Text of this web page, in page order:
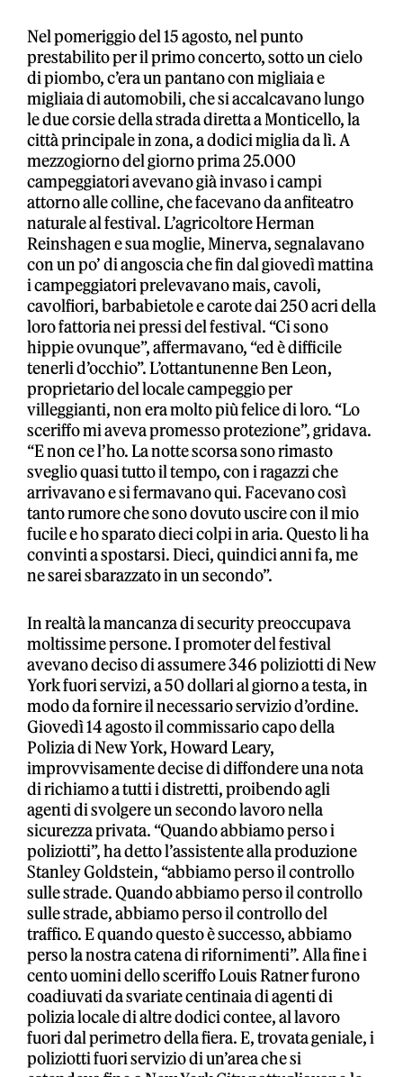
Nel pomeriggio del 15 agosto, nel punto
prestabilito per il primo concerto, sotto un cielo
di piombo, c’era un pantano con migliaia e
migliaia di automobili, che si accalcavano lungo
le due corsie della strada diretta a Monticello, la
città principale in zona, a dodici miglia da lì. A
mezzogiorno del giorno prima 25.000
campeggiatori avevano già invaso i campi
attorno alle colline, che facevano da anfiteatro
naturale al festival. L’agricoltore Herman
Reinshagen e sua moglie, Minerva, segnalavano
con un po’ di angoscia che fin dal giovedì mattina
i campeggiatori prelevavano mais, cavoli,
cavolfiori, barbabietole e carote dai 250 acri della
loro fattoria nei pressi del festival. “Ci sono
hippie ovunque”, affermavano, “ed è difficile
tenerli d’occhio”. L’ottantunenne Ben Leon,
proprietario del locale campeggio per
villeggianti, non era molto più felice di loro. “Lo
sceriffo mi aveva promesso protezione”, gridava.
“E non ce l’ho. La notte scorsa sono rimasto
sveglio quasi tutto il tempo, con i ragazzi che
arrivavano e si fermavano qui. Facevano così
tanto rumore che sono dovuto uscire con il mio
fucile e ho sparato dieci colpi in aria. Questo li ha
convinti a spostarsi. Dieci, quindici anni fa, me
ne sarei sbarazzato in un secondo”.
In realtà la mancanza di security preoccupava
moltissime persone. I promoter del festival
avevano deciso di assumere 346 poliziotti di New
York fuori servizi, a 50 dollari al giorno a testa, in
modo da fornire il necessario servizio d’ordine.
Giovedì 14 agosto il commissario capo della
Polizia di New York, Howard Leary,
improvvisamente decise di diffondere una nota
di richiamo a tutti i distretti, proibendo agli
agenti di svolgere un secondo lavoro nella
sicurezza privata. “Quando abbiamo perso i
poliziotti”, ha detto l’assistente alla produzione
Stanley Goldstein, “abbiamo perso il controllo
sulle strade. Quando abbiamo perso il controllo
sulle strade, abbiamo perso il controllo del
traffico. E quando questo è successo, abbiamo
perso la nostra catena di rifornimenti”. Alla fine i
cento uomini dello sceriffo Louis Ratner furono
coadiuvati da svariate centinaia di agenti di
polizia locale di altre dodici contee, al lavoro
fuori dal perimetro della fiera. E, trovata geniale, i
poliziotti fuori servizio di un’area che si